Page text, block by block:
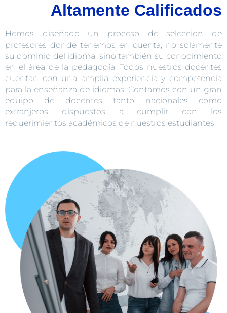
Altamente Calificados
Hemos diseñado un proceso de selección de
profesores donde tenemos en cuenta, no solamente
su dominio del idioma, sino también su conocimiento
en el área de la pedagogía. Todos nuestros docentes
cuentan con una amplia experiencia y competencia
para la enseñanza de idiomas. Contamos con un gran
equipo de docentes tanto nacionales como
extranjeros dispuestos a cumplir con los
requerimientos académicos de nuestros estudiantes.